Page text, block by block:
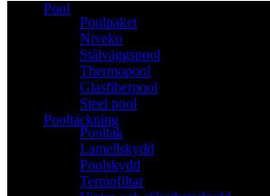
Pool
Poolpaket
Niveko
Stålväggspool
Thermopool
Glasfiberpool
Steel pool
Pooltäckning
Pooltak
Lamellskydd
Poolskydd
Termofiltar